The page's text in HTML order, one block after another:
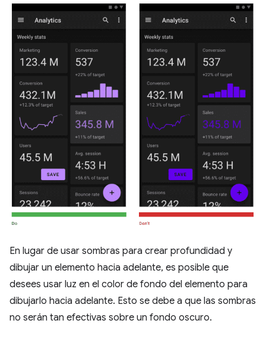
En lugar de usar sombras para crear profundidad y
dibujar un elemento hacia adelante, es posible que
desees usar luz en el color de fondo del elemento para
dibujarlo hacia adelante. Esto se debe a que las sombras
no serán tan efectivas sobre un fondo oscuro.